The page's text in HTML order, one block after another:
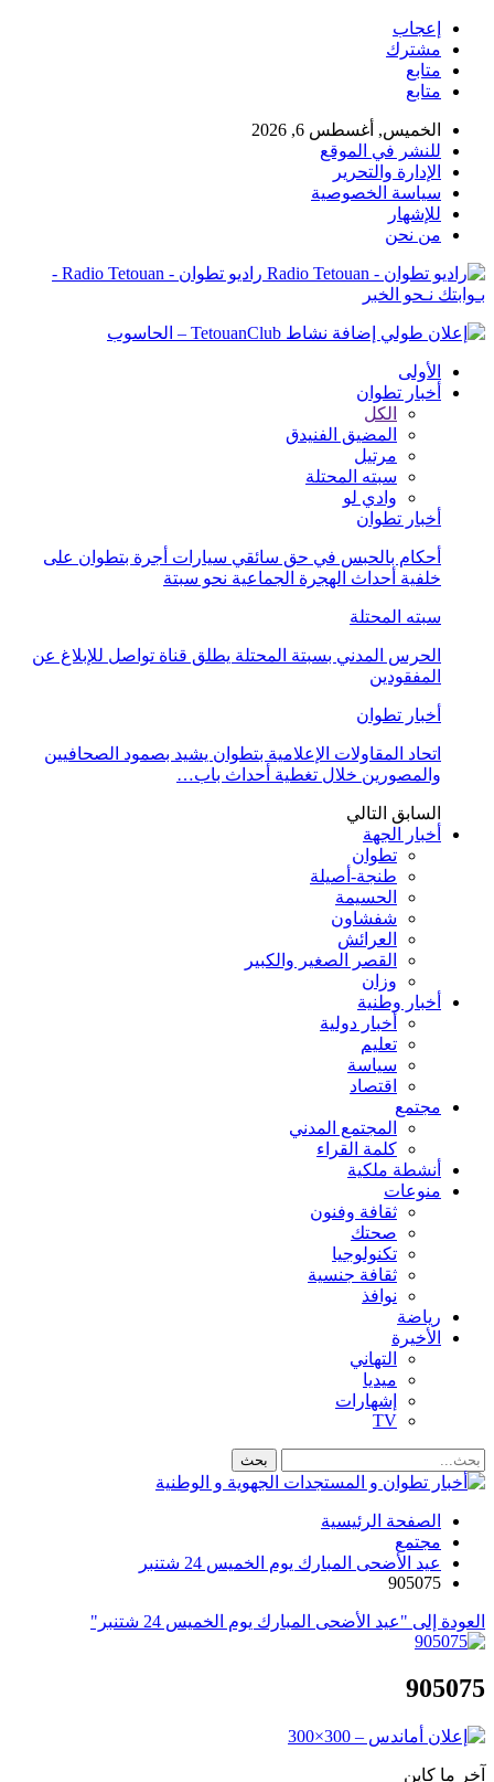
إعجاب
مشترك
متابع
متابع
الخميس, أغسطس 6, 2026
للنشر في الموقع
الإدارة والتحرير
سياسة الخصوصية
للإشهار
من نحن
راديو تطوان - Radio Tetouan -
بـوابتك نـحو الخبر
الأولى
أخبار تطوان
الكل
المضيق الفنيدق
مرتيل
سبته المحتلة
وادي لو
أخبار تطوان
أحكام بالحبس في حق سائقي سيارات أجرة بتطوان على
خلفية أحداث الهجرة الجماعية نحو سبتة
سبته المحتلة
الحرس المدني بسبتة المحتلة يطلق قناة تواصل للإبلاغ عن
المفقودين
أخبار تطوان
اتحاد المقاولات الإعلامية بتطوان يشيد بصمود الصحافيين
والمصورين خلال تغطية أحداث باب…
السابق التالي
أخبار الجهة
تطوان
طنجة-أصيلة
الحسيمة
شفشاون
العرائش
القصر الصغير والكبير
وزان
أخبار وطنية
أخبار دولية
تعليم
سياسة
اقتصاد
مجتمع
المجتمع المدني
كلمة القراء
أنشطة ملكية
منوعات
ثقافة وفنون
صحتك
تكنولوجيا
ثقافة جنسية
نوافذ
رياضة
الأخيرة
التهاني
ميديا
إشهارات
TV
الصفحة الرئيسية
مجتمع
عيد الأضحى المبارك يوم الخميس 24 شتنبر
905075
العودة إلى "عيد الأضحى المبارك يوم الخميس 24 شتنبر"
905075
آخر ما كاين